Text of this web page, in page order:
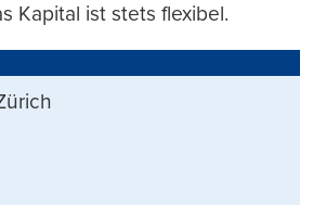
Kapital ist stets flexibel.